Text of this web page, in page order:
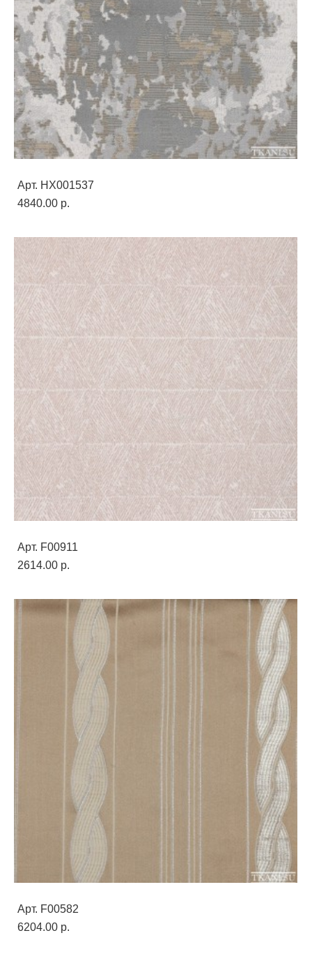
Арт. HX001537
4840.00 p.
Арт. F00911
2614.00 p.
Арт. F00582
6204.00 p.